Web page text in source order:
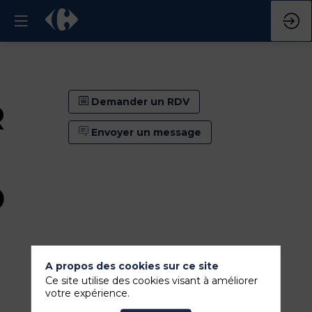
Demander un RDV
Envoyer un message
Demander un RDV
A propos des cookies sur ce site
Ce site utilise des cookies visant à améliorer
votre expérience.